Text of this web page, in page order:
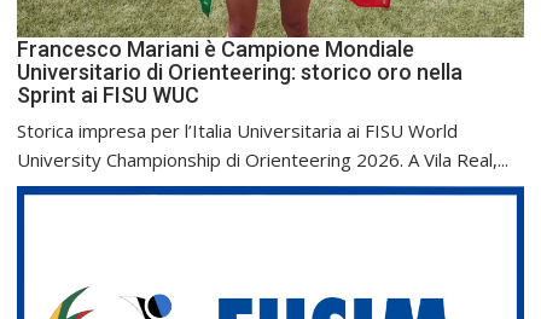
Francesco Mariani è Campione Mondiale
Universitario di Orienteering: storico oro nella
Sprint ai FISU WUC
Storica impresa per l’Italia Universitaria ai FISU World
University Championship di Orienteering 2026. A Vila Real,...